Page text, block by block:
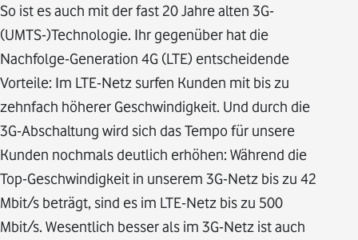
So ist es auch mit der fast 20 Jahre alten 3G-
(UMTS-)Technologie. Ihr gegenüber hat die
Nachfolge-Generation 4G (LTE) entscheidende
Vorteile: Im LTE-Netz surfen Kunden mit bis zu
zehnfach höherer Geschwindigkeit. Und durch die
3G-Abschaltung wird sich das Tempo für unsere
Kunden nochmals deutlich erhöhen: Während die
Top-Geschwindigkeit in unserem 3G-Netz bis zu 42
Mbit/s beträgt, sind es im LTE-Netz bis zu 500
Mbit/s. Wesentlich besser als im 3G-Netz ist auch